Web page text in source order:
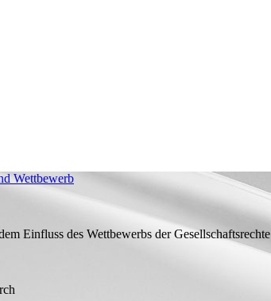
Einfluss des Wettbewerbs der Gesellschaftsrechte